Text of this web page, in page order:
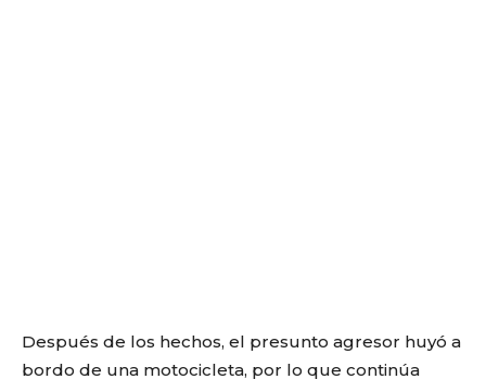
Después de los hechos, el presunto agresor huyó a
bordo de una motocicleta, por lo que continúa